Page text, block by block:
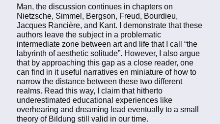
Man, the discussion continues in chapters on
Nietzsche, Simmel, Bergson, Freud, Bourdieu,
Jacques Rancière, and Kant. I demonstrate that these
authors leave the subject in a problematic
intermediate zone between art and life that I call “the
labyrinth of aesthetic solitude”. However, I also argue
that by approaching this gap as a close reader, one
can find in it useful narratives en miniature of how to
narrow the distance between these two different
realms. Read this way, I claim that hitherto
underestimated educational experiences like
overhearing and dreaming lead eventually to a small
theory of Bildung still valid in our time.